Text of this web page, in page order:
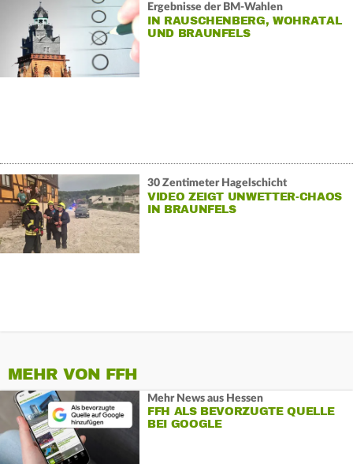
Ergebnisse der BM-Wahlen
IN RAUSCHENBERG, WOHRATAL
UND BRAUNFELS
30 Zentimeter Hagelschicht
VIDEO ZEIGT UNWETTER-CHAOS
IN BRAUNFELS
MEHR VON FFH
Mehr News aus Hessen
FFH ALS BEVORZUGTE QUELLE
BEI GOOGLE